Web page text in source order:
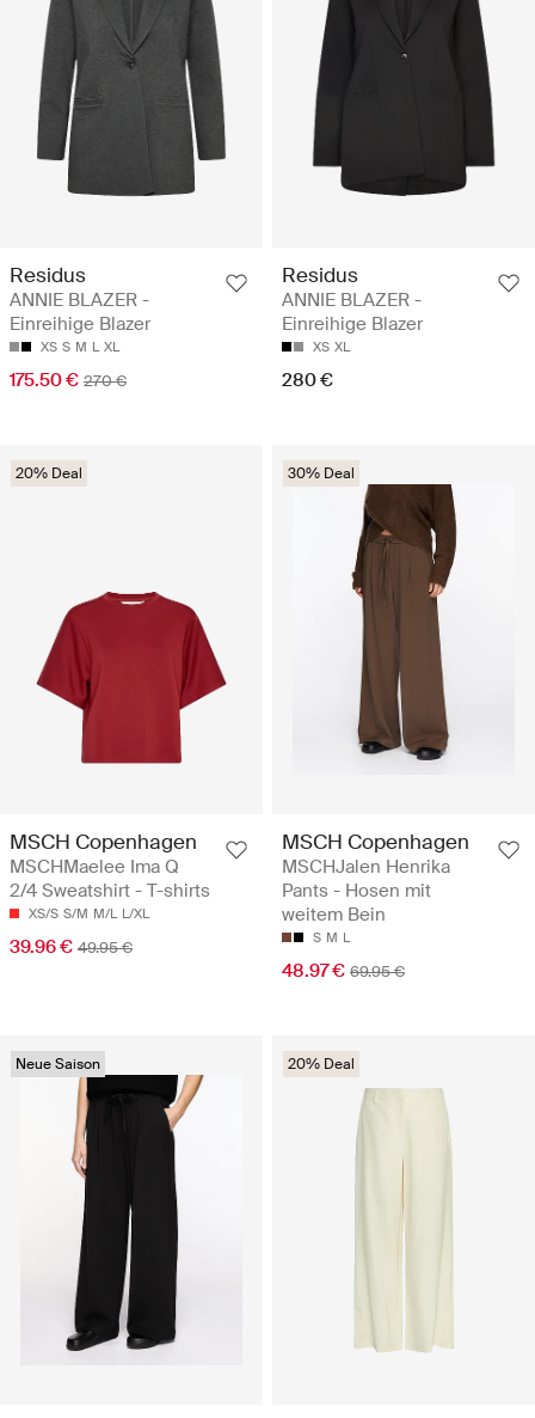
Residus
ANNIE BLAZER -
Einreihige Blazer
XS S M L XL
175.50 € 270 €
Residus
ANNIE BLAZER -
Einreihige Blazer
XS XL
280 €
20% Deal
MSCH Copenhagen
MSCHMaelee Ima Q
2/4 Sweatshirt - T-shirts
XS/S S/M M/L L/XL
39.96 € 49.95 €
30% Deal
MSCH Copenhagen
MSCHJalen Henrika
Pants - Hosen mit
weitem Bein
S M L
48.97 € 69.95 €
Neue Saison 20% Deal